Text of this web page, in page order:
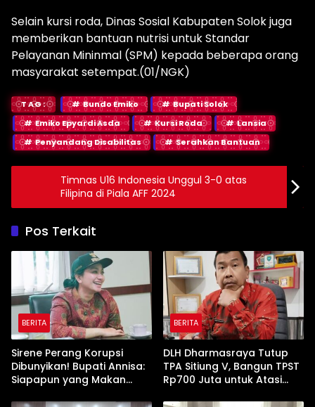
Selain kursi roda, Dinas Sosial Kabupaten Solok juga
memberikan bantuan nutrisi untuk Standar
Pelayanan Mininmal (SPM) kepada beberapa orang
masyarakat setempat.(01/NGK)
TAG: Bundo Emiko
Bupati Solok
Emiko Epyardi Asda
Kursi Roda
Lansia
Penyandang Disabilitas
Serahkan Bantuan
Timnas U16 Indonesia Unggul 3-0 atas
Filipina di Piala AFF 2024
Pos Terkait
BERITA
Sirene Perang Korupsi
Dibunyikan! Bupati Annisa:
Siapapun yang Makan
BERITA
DLH Dharmasraya Tutup
TPA Sitiung V, Bangun TPST
Rp700 Juta untuk Atasi